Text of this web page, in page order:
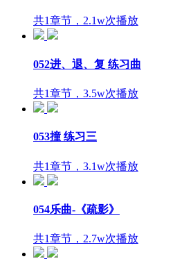
共1章节，2.1w次播放
052进、退、复 练习曲
共1章节，3.5w次播放
053撞 练习三
共1章节，3.1w次播放
054乐曲-《疏影》
共1章节，2.7w次播放